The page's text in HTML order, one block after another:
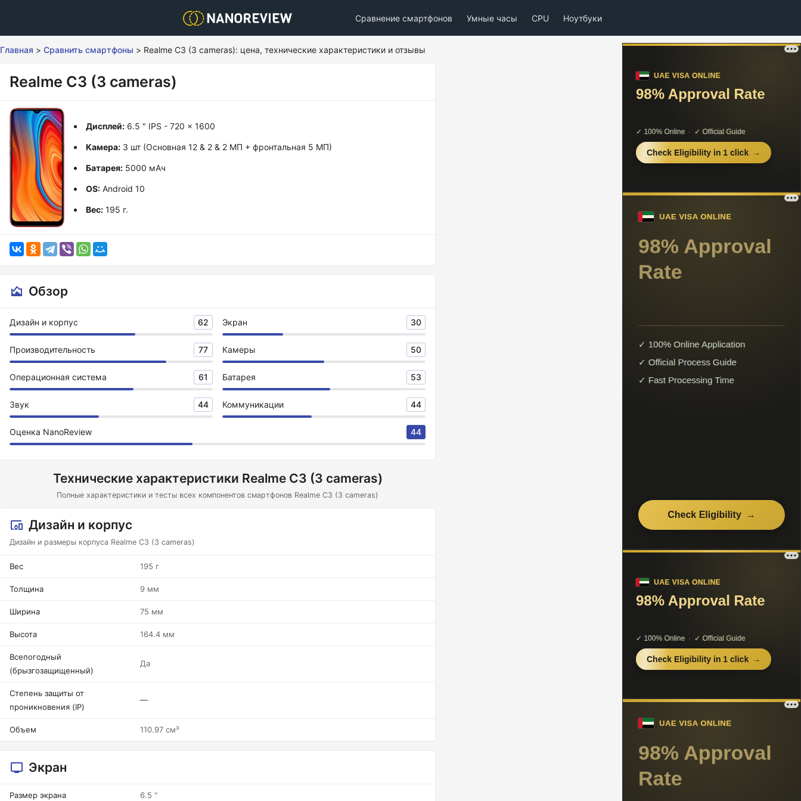
Сравнение смартфонов Умные часы CPU Ноутбуки
Главная > Сравнить смартфоны > Realme C3 (3 cameras): цена, технические характеристики и отзывы
Realme C3 (3 cameras)
Дисплей: 6.5 " IPS - 720 x 1600
Камера: 3 шт (Основная 12 & 2 & 2 МП + фронтальная 5 МП)
Батарея: 5000 мАч
OS: Android 10
Вес: 195 г.
Обзор
Дизайн и корпус 62 Экран 30
Производительность 77 Камеры 50
Операционная система 61 Батарея 53
Звук 44 Коммуникации 44
Оценка NanoReview 44
Технические характеристики Realme C3 (3 cameras)
Полные характеристики и тесты всех компонентов смартфонов Realme C3 (3 cameras)
Дизайн и корпус
Дизайн и размеры корпуса Realme C3 (3 cameras)
Вес 195 г
Толщина 9 мм
Ширина 75 мм
Высота 164.4 мм
Всепогодный
(брызгозащищенный)
Да
Степень защиты от
проникновения (IP)
—
Объем 110.97 см³
Экран
Размер экрана 6.5 "